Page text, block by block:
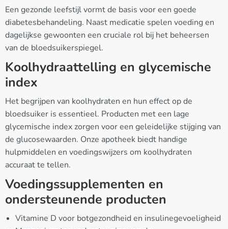
Een gezonde leefstijl vormt de basis voor een goede
diabetesbehandeling. Naast medicatie spelen voeding en
dagelijkse gewoonten een cruciale rol bij het beheersen
van de bloedsuikerspiegel.
Koolhydraattelling en glycemische
index
Het begrijpen van koolhydraten en hun effect op de
bloedsuiker is essentieel. Producten met een lage
glycemische index zorgen voor een geleidelijke stijging van
de glucosewaarden. Onze apotheek biedt handige
hulpmiddelen en voedingswijzers om koolhydraten
accuraat te tellen.
Voedingssupplementen en
ondersteunende producten
Vitamine D voor botgezondheid en insulinegevoeligheid